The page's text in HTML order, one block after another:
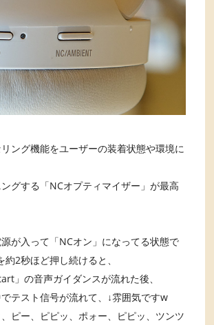
ング機能をユーザーの装着状態や環境に
グする「NCオプティマイザー」が最高
が入って「NCオン」になってる状態で
約2秒ほど押し続けると、
」の音声ガイダンスが流れた後、
テスト信号が流れて、↓雰囲気ですw
、ピー、ピピッ、ポォー、ピピッ、ツンツ